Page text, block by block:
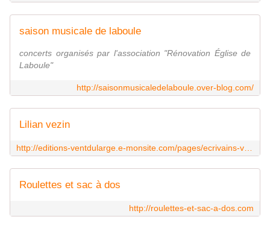
saison musicale de laboule
concerts organisés par l'association "Rénovation Église de
Laboule"
http://saisonmusicaledelaboule.over-blog.com/
Lilian vezin
Roulettes et sac à dos
http://roulettes-et-sac-a-dos.com